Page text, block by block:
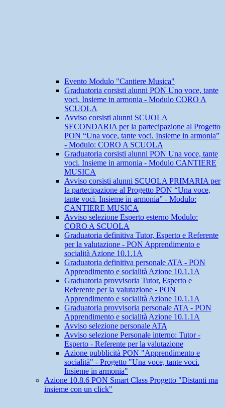
Evento Modulo "Cantiere Musica"
Graduatoria corsisti alunni PON Uno voce, tante
voci. Insieme in armonia - Modulo CORO A
SCUOLA
Avviso corsisti alunni SCUOLA
SECONDARIA per la partecipazione al Progetto
PON “Una voce, tante voci. Insieme in armonia”
- Modulo: CORO A SCUOLA
Graduatoria corsisti alunni PON Una voce, tante
voci. Insieme in armonia - Modulo CANTIERE
MUSICA
Avviso corsisti alunni SCUOLA PRIMARIA per
la partecipazione al Progetto PON “Una voce,
tante voci. Insieme in armonia” - Modulo:
CANTIERE MUSICA
Avviso selezione Esperto esterno Modulo:
CORO A SCUOLA
Graduatoria definitiva Tutor, Esperto e Referente
per la valutazione - PON Apprendimento e
socialità Azione 10.1.1A
Graduatoria definitiva personale ATA - PON
Apprendimento e socialità Azione 10.1.1A
Graduatoria provvisoria Tutor, Esperto e
Referente per la valutazione - PON
Apprendimento e socialità Azione 10.1.1A
Graduatoria provvisoria personale ATA - PON
Apprendimento e socialità Azione 10.1.1A
Avviso selezione personale ATA
Avviso selezione Personale interno: Tutor -
Esperto - Referente per la valutazione
Azione pubblicità PON "Apprendimento e
socialità" - Progetto "Una voce, tante voci.
Insieme in armonia"
Azione 10.8.6 PON Smart Class Progetto "Distanti ma
insieme con un click"